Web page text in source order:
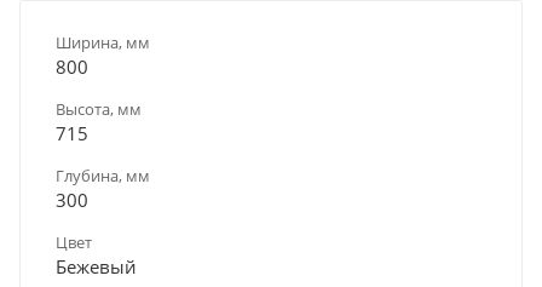
Ширина, мм
800
Высота, мм
715
Глубина, мм
300
Цвет
Бежевый